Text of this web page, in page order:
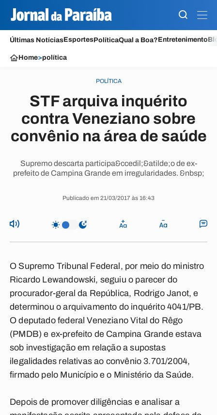
Últimas NotíciasEsportesPolíticaQual a Boa?Entretenimento
Home>política
POLÍTICA
STF arquiva inquérito
contra Veneziano sobre
convênio na área de saúde
Supremo descarta participa&ccedil;&atilde;o de ex-
prefeito de Campina Grande em irregularidades. &nbsp;
Publicado em 21/03/2017 às 16:43
O Supremo Tribunal Federal, por meio do ministro
Ricardo Lewandowski, seguiu o parecer do
procurador-geral da República, Rodrigo Janot, e
determinou o arquivamento do inquérito 4041/PB.
O deputado federal Veneziano Vital do Rêgo
(PMDB) e ex-prefeito de Campina Grande estava
sob investigação em relação a supostas
ilegalidades relativas ao convênio 3.701/2004,
firmado pelo Município e o Ministério da Saúde.
Depois de promover diligências e analisar a